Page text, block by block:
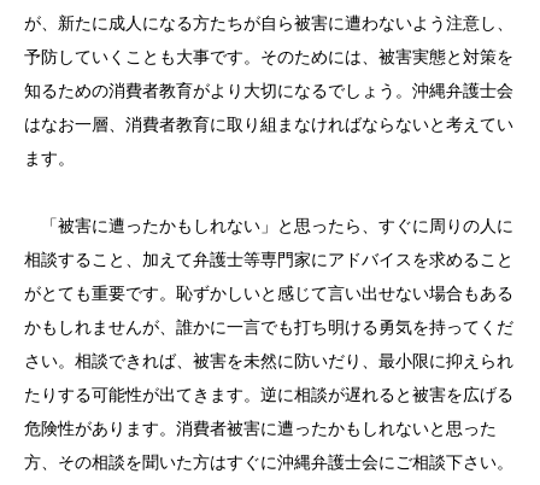
が、新たに成人になる方たちが自ら被害に遭わないよう注意し、
予防していくことも大事です。そのためには、被害実態と対策を
知るための消費者教育がより大切になるでしょう。沖縄弁護士会
はなお一層、消費者教育に取り組まなければならないと考えてい
ます。
「被害に遭ったかもしれない」と思ったら、すぐに周りの人に
相談すること、加えて弁護士等専門家にアドバイスを求めること
がとても重要です。恥ずかしいと感じて言い出せない場合もある
かもしれませんが、誰かに一言でも打ち明ける勇気を持ってくだ
さい。相談できれば、被害を未然に防いだり、最小限に抑えられ
たりする可能性が出てきます。逆に相談が遅れると被害を広げる
危険性があります。消費者被害に遭ったかもしれないと思った
方、その相談を聞いた方はすぐに沖縄弁護士会にご相談下さい。